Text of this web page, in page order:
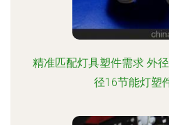
精准匹配灯具塑件需求 外
径16节能灯塑